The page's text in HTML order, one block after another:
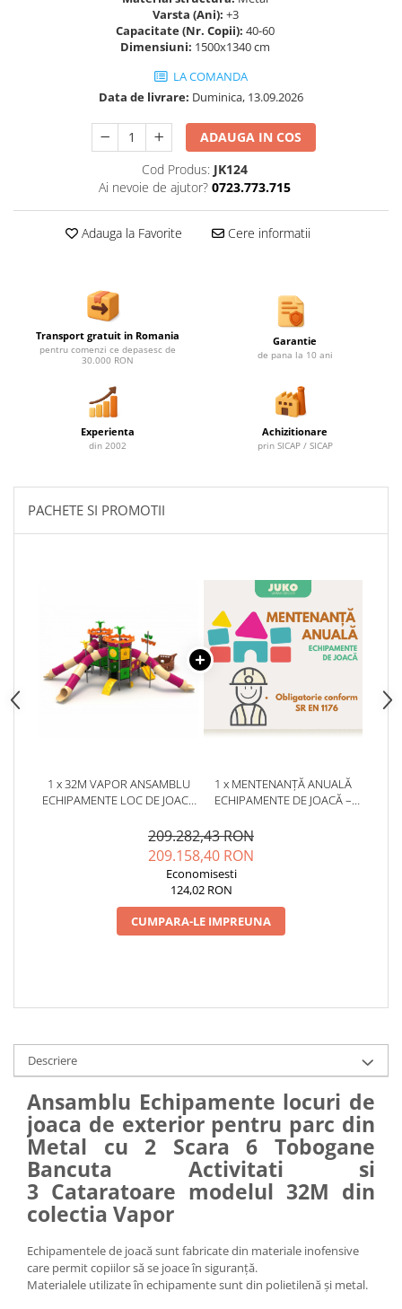
Ghivece de exterior
Ghivece din beton
Stalpi / bolarzi de delimitare
pentru trotuar
Cismea stradala / gradina
Tomberoane si Pubele de Gunoi
Mobilier urban DIZABILITATI
Varsta (Ani): +3
Capacitate (Nr. Copii): 40-60
Dimensiuni: 1500x1340 cm
LA COMANDA
Data de livrare: Duminica, 13.09.2026
ADAUGA IN COS
Cod Produs: JK124
Ai nevoie de ajutor? 0723.773.715
Adauga la Favorite Cere informatii
Transport gratuit in Romania
pentru comenzi ce depasesc de
30.000 RON
Garantie
de pana la 10 ani
Experienta
din 2002
Achizitionare
prin SICAP / SICAP
PACHETE SI PROMOTII
1 x 32M VAPOR ANSAMBLU
ECHIPAMENTE LOC DE JOACA
CU SCARA 6 TOBOGANE
BANCUTA ACTIVITATI ȘI 3
CĂȚĂRĂTOARE
1 x MENTENANȚĂ ANUALĂ
ECHIPAMENTE DE JOACĂ –
CONFORM SR EN 1176
209.282,43 RON
209.158,40 RON
Economisesti
124,02 RON
CUMPARA-LE IMPREUNA
Descriere
Ansamblu Echipamente locuri de
joaca de exterior pentru parc din
Metal cu 2 Scara 6 Tobogane
Bancuta Activitati si
3 Cataratoare modelul 32M din
colectia Vapor
Echipamentele de joacă sunt fabricate din materiale inofensive
care permit copiilor să se joace în siguranță.
Materialele utilizate în echipamente sunt din polietilenă și metal.